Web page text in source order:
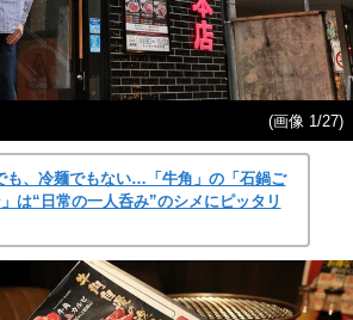
(画像 1/27)
も、冷麺でもない…「牛角」の「石鍋ご
は“日常の一人呑み”のシメにピッタリ